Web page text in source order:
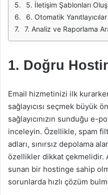
5. İletişim Şablonları
6. Otomatik
7. Analiz ve Raporlama
1. Doğru
Email hizmetinizi ilk
sağlayıcısı seçmek büyük
sağlayıcınızın sunduğu
inceleyin. Özellikle, spam
adları, sınırsız depolama
özellikler dikkat çekmelidir.
sunan bir hostinge sahip
sorunlarda hızlı çözüm